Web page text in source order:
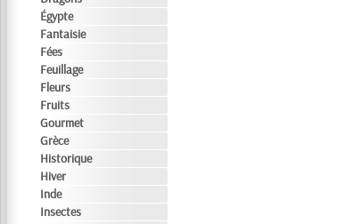
Égypte
Fantaisie
Fées
Feuillage
Fleurs
Fruits
Gourmet
Grèce
Historique
Hiver
Inde
Insectes